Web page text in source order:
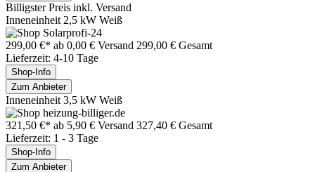
Billigster Preis inkl. Versand
Inneneinheit 2,5 kW Weiß
299,00 €* ab 0,00 € Versand 299,00 € Gesamt
Lieferzeit: 4-10 Tage
Shop-Info
Zum Anbieter
Inneneinheit 3,5 kW Weiß
321,50 €* ab 5,90 € Versand 327,40 € Gesamt
Lieferzeit: 1 - 3 Tage
Shop-Info
Zum Anbieter